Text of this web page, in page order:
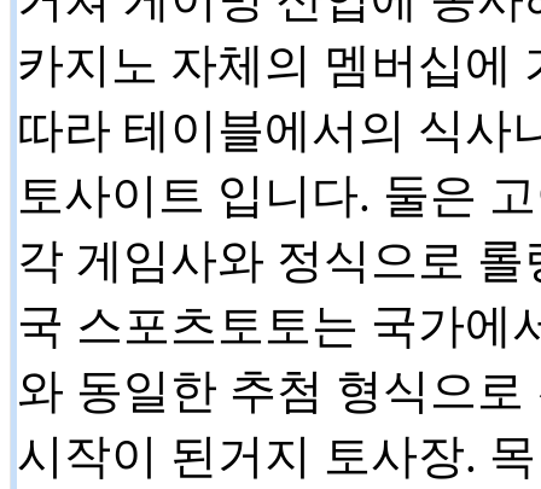
카지노 자체의 멤버십에
따라 테이블에서의 식사
토사이트 입니다. 둘은
각 게임사와 정식으로
국 스포츠토토는 국가에
와 동일한 추첨 형식으
시작이 된거지 토사장.